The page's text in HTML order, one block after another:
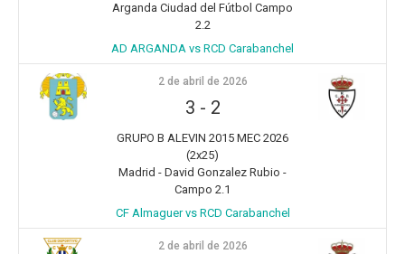
Arganda Ciudad del Fútbol Campo
2.2
AD ARGANDA vs RCD Carabanchel
2 de abril de 2026
3 - 2
GRUPO B ALEVIN 2015 MEC 2026
(2x25)
Madrid - David Gonzalez Rubio -
Campo 2.1
CF Almaguer vs RCD Carabanchel
2 de abril de 2026